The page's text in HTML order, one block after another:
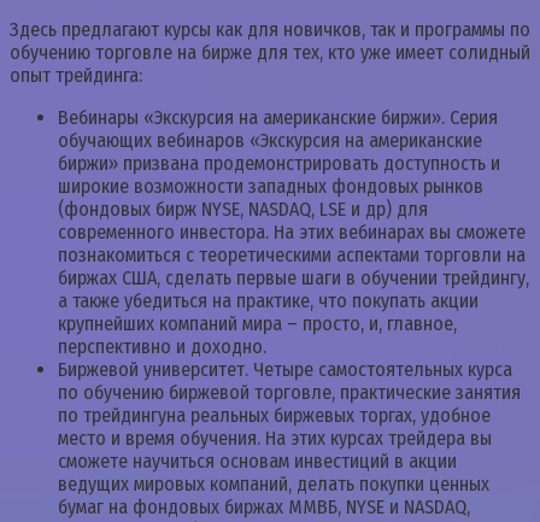
Здесь предлагают курсы как для новичков, так и программы по
обучению торговле на бирже для тех, кто уже имеет солидный
опыт трейдинга:
Вебинары «Экскурсия на американские биржи». Серия
обучающих вебинаров «Экскурсия на американские
биржи» призвана продемонстрировать доступность и
широкие возможности западных фондовых рынков
(фондовых бирж NYSE, NASDAQ, LSE и др) для
современного инвестора. На этих вебинарах вы сможете
познакомиться с теоретическими аспектами торговли на
биржах США, сделать первые шаги в обучении трейдингу,
а также убедиться на практике, что покупать акции
крупнейших компаний мира – просто, и, главное,
перспективно и доходно.
Биржевой университет. Четыре самостоятельных курса
по обучению биржевой торговле, практические занятия
по трейдингуна реальных биржевых торгах, удобное
место и время обучения. На этих курсах трейдера вы
сможете научиться основам инвестиций в акции
ведущих мировых компаний, делать покупки ценных
бумаг на фондовых биржах ММВБ, NYSE и NASDAQ,